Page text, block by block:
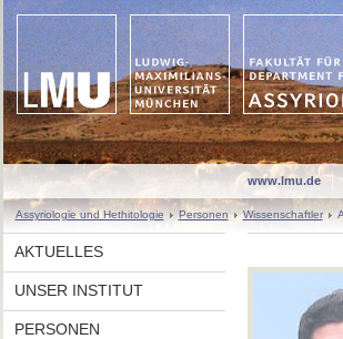
www.lmu.de
Assyriologie und Hethitologie Personen Wissenschaftler
AKTUELLES
UNSER INSTITUT
PERSONEN